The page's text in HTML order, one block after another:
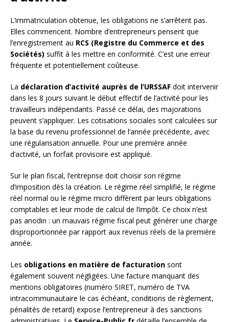
L’immatriculation obtenue, les obligations ne s’arrêtent pas.
Elles commencent. Nombre d’entrepreneurs pensent que
l’enregistrement au RCS (Registre du Commerce et des
Sociétés) suffit à les mettre en conformité. C’est une erreur
fréquente et potentiellement coûteuse.
La déclaration d’activité auprès de l’URSSAF doit intervenir
dans les 8 jours suivant le début effectif de l’activité pour les
travailleurs indépendants. Passé ce délai, des majorations
peuvent s’appliquer. Les cotisations sociales sont calculées sur
la base du revenu professionnel de l’année précédente, avec
une régularisation annuelle. Pour une première année
d’activité, un forfait provisoire est appliqué.
Sur le plan fiscal, l’entreprise doit choisir son régime
d’imposition dès la création. Le régime réel simplifié, le régime
réel normal ou le régime micro diffèrent par leurs obligations
comptables et leur mode de calcul de l’impôt. Ce choix n’est
pas anodin : un mauvais régime fiscal peut générer une charge
disproportionnée par rapport aux revenus réels de la première
année.
Les obligations en matière de facturation sont
également souvent négligées. Une facture manquant des
mentions obligatoires (numéro SIRET, numéro de TVA
intracommunautaire le cas échéant, conditions de règlement,
pénalités de retard) expose l’entrepreneur à des sanctions